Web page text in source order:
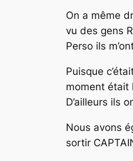
On a même
vu des gens
Perso ils
Puisque
moment était
D’ailleurs ils
Nous avons
sortir